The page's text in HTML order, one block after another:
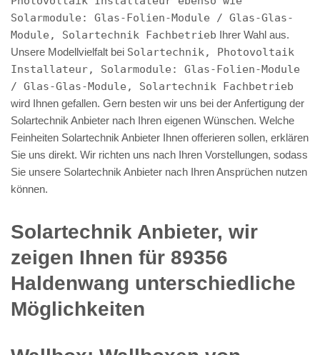
Solarmodule: Glas-Folien-Module / Glas-Glas-
Module, Solartechnik Fachbetrieb Ihrer Wahl aus.
Unsere Modellvielfalt bei Solartechnik, Photovoltaik
Installateur, Solarmodule: Glas-Folien-Module
/ Glas-Glas-Module, Solartechnik Fachbetrieb
wird Ihnen gefallen. Gern besten wir uns bei der Anfertigung der
Solartechnik Anbieter nach Ihren eigenen Wünschen. Welche
Feinheiten Solartechnik Anbieter Ihnen offerieren sollen, erklären
Sie uns direkt. Wir richten uns nach Ihren Vorstellungen, sodass
Sie unsere Solartechnik Anbieter nach Ihren Ansprüchen nutzen
können.
Solartechnik Anbieter, wir
zeigen Ihnen für 89356
Haldenwang unterschiedliche
Möglichkeiten